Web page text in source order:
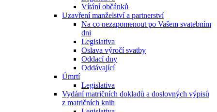
Vítání občánků
Uzavření manželství a partnerství
Na co nezapomenout po Vašem svatebním
dni
Legislativa
Oslava výročí svatby
Oddací dny
Oddávající
Úmrtí
Legislativa
Vydání matričních dokladů a doslovných výpisů
z matričních knih